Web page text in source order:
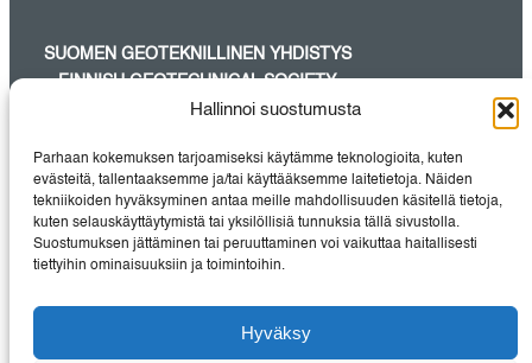
Hallinnoi suostumusta
Parhaan kokemuksen tarjoamiseksi käytämme teknologioita, kuten
evästeitä, tallentaaksemme ja/tai käyttääksemme laitetietoja. Näiden
tekniikoiden hyväksyminen antaa meille mahdollisuuden käsitellä tietoja,
kuten selauskäyttäytymistä tai yksilöllisiä tunnuksia tällä sivustolla.
Suostumuksen jättäminen tai peruuttaminen voi vaikuttaa haitallisesti
tiettyihin ominaisuuksiin ja toimintoihin.
Hyväksy
SUOMEN GEOTEKNILLINEN YHDISTYS
– FINNISH GEOTECHNICAL SOCIETY
materiaalitoimittajien pätevin yhteisö Suomessa.
Instagram LinkedIn